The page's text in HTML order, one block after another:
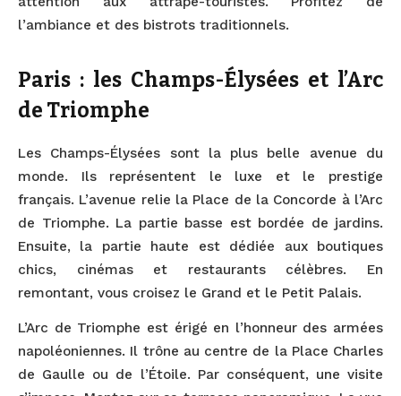
l’ambiance et des bistrots traditionnels.
Paris : les Champs-Élysées et l’Arc
de Triomphe
Les Champs-Élysées sont la plus belle avenue du
monde. Ils représentent le luxe et le prestige
français. L’avenue relie la Place de la Concorde à l’Arc
de Triomphe. La partie basse est bordée de jardins.
Ensuite, la partie haute est dédiée aux boutiques
chics, cinémas et restaurants célèbres. En
remontant, vous croisez le Grand et le Petit Palais.
L’Arc de Triomphe est érigé en l’honneur des armées
napoléoniennes. Il trône au centre de la Place Charles
de Gaulle ou de l’Étoile. Par conséquent, une visite